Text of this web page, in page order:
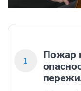
1
Пожар